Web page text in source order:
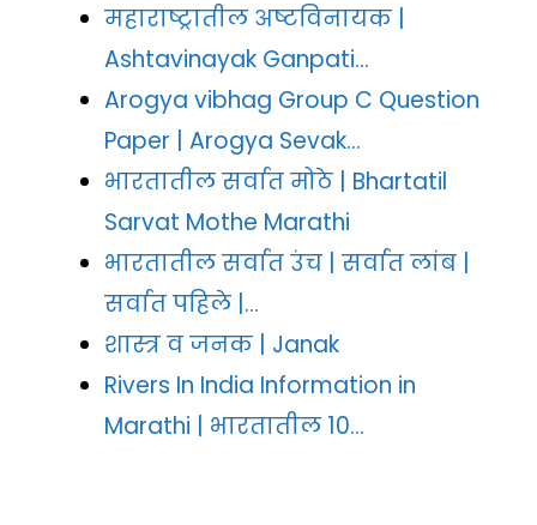
महाराष्ट्रातील अष्टविनायक |
Ashtavinayak Ganpati…
Arogya vibhag Group C Question
Paper | Arogya Sevak…
भारतातील सर्वात मोठे | Bhartatil
Sarvat Mothe Marathi
भारतातील सर्वात उंच | सर्वात लांब |
सर्वात पहिले |…
शास्त्र व जनक | Janak
Rivers In India Information in
Marathi | भारतातील 10…